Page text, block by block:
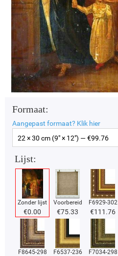
Formaat:
Aangepast formaat? Klik hier
22 × 30 cm (9" × 12") — €99.76
Lijst:
Zonder lijst
€0.00
Voorbereid
€75.33
F6929-302
€111.76
F8645-298 F6537-236 F7034-298